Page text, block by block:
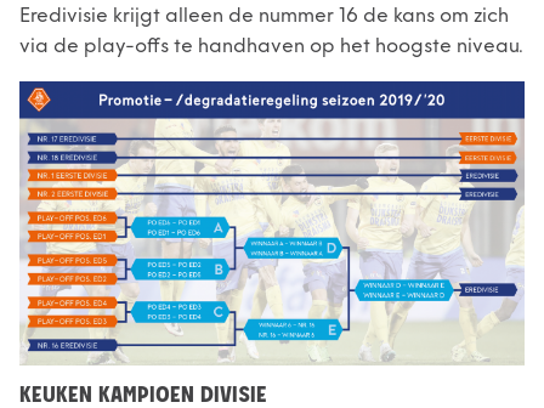
Eredivisie krijgt alleen de nummer 16 de kans om zich
via de play-offs te handhaven op het hoogste niveau.
KEUKEN KAMPIOEN DIVISIE